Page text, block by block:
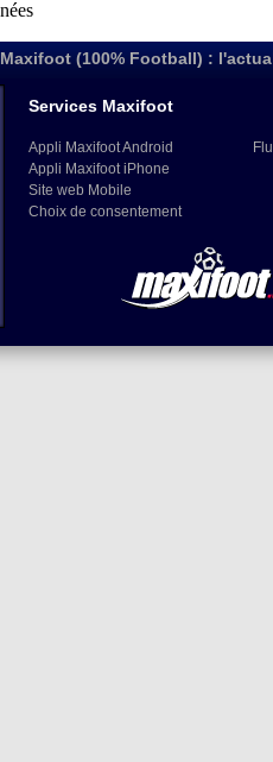
Maxifoot (100% Football) :
Services Maxifoot
Appli Maxifoot Android
Appli Maxifoot iPhone
Site web Mobile
Choix de consentement